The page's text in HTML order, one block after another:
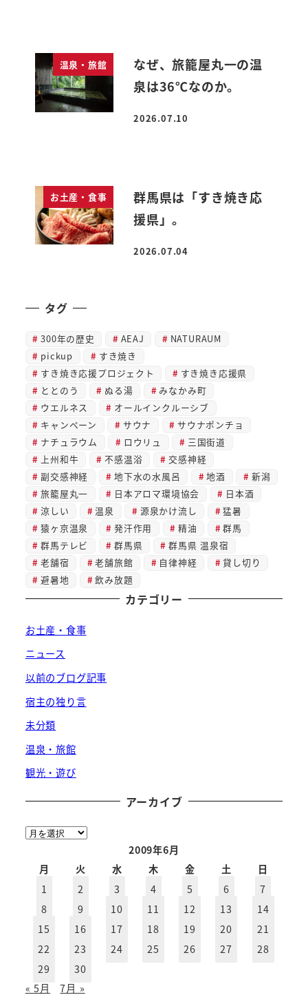
温泉・旅館
なぜ、旅籠屋丸一の温
泉は36℃なのか。
投稿日
2026.07.10
お土産・食事
群馬県は「すき焼き応
援県」。
投稿日
2026.07.04
タグ
300年の歴史 AEAJ
NATURAUM
pickup
すき焼き
すき焼き応援プロジェクト
すき焼き応援県
ととのう
ぬる湯
みなかみ町
ウエルネス
オールインクルーシブ
キャンペーン
サウナ
サウナポンチョ
ナチュラウム
ロウリュ
三国街道
上州和牛
不感温浴
交感神経
副交感神経
地下水の水風呂 地酒
新潟
旅籠屋丸一
日本アロマ環境協会
日本酒
涼しい
温泉 源泉かけ流し
猛暑
猿ヶ京温泉
発汗作用 精油
群馬
群馬テレビ
群馬県
群馬県 温泉宿
老舗宿
老舗旅館 自律神経
貸し切り
避暑地
飲み放題
カテゴリー
お土産・食事
ニュース
以前のブログ記事
宿主の独り言
未分類
温泉・旅館
観光・遊び
アーカイブ
ア
2009年6月
月
火 水 木 金 土
日
1
2 3 4 5 6
7
8
9 10 11 12 13
14
15
16 17 18 19 20
21
22
23 24 25 26 27
28
29
30
« 5月
7月 »